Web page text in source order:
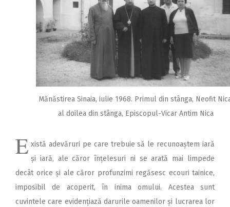
Mănăstirea Sinaia, iulie 1968. Primul din stânga, Neofit
al doilea din stânga, Episcopul-Vicar Antim Nica
E xistă adevăruri pe care trebuie să le re­cunoaștem iară
și iară, ale căror înțelesuri ni se arată mai limpede
decât orice și ale căror profunzimi regăsesc ecouri tainice,
imposibil de acoperit, în inima omului. Acestea sunt
cuvintele care evidențiază darurile oamenilor și lucrarea lor